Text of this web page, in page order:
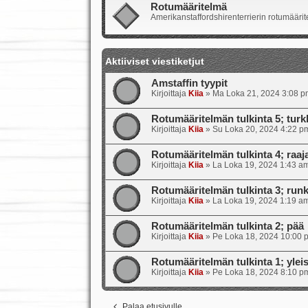
Rotumääritelmä
Amerikanstaffordshirenterrierin
Aktiiviset viestiketjut
Amstaffin tyypit
Kirjoittaja Kiia » Ma Loka 21, 2024 3:08
Rotumääritelmän tulkinta 5;
Kirjoittaja Kiia » Su Loka 20, 2024 4:22
Rotumääritelmän tulkinta 4;
Kirjoittaja Kiia » La Loka 19, 2024 1:43
Rotumääritelmän tulkinta 3;
Kirjoittaja Kiia » La Loka 19, 2024 1:19
Rotumääritelmän tulkinta 2; pää
Kirjoittaja Kiia » Pe Loka 18, 2024 10:00
Rotumääritelmän tulkinta 1;
Kirjoittaja Kiia » Pe Loka 18, 2024 8:10